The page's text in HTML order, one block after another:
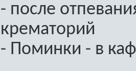
- после
крематорий
- Поминки - в